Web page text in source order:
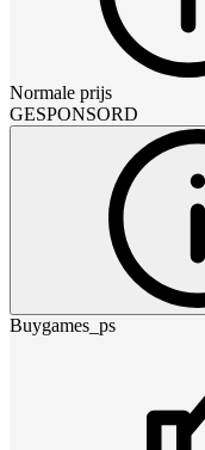
Normale prijs
GESPONSORD
Buygames_ps